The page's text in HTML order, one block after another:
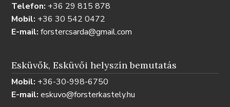
Telefon: +36 29 815 878
Mobil: +36 30 542 0472
E-mail: forstercsarda@gmail.com
Esküvők, Esküvői helyszín bemutatás
Mobil: +36-30-998-6750
E-mail: eskuvo@forsterkastely.hu